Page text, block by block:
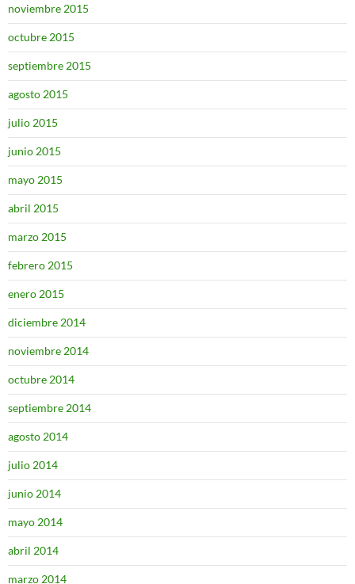
noviembre 2015
octubre 2015
septiembre 2015
agosto 2015
julio 2015
junio 2015
mayo 2015
abril 2015
marzo 2015
febrero 2015
enero 2015
diciembre 2014
noviembre 2014
octubre 2014
septiembre 2014
agosto 2014
julio 2014
junio 2014
mayo 2014
abril 2014
marzo 2014